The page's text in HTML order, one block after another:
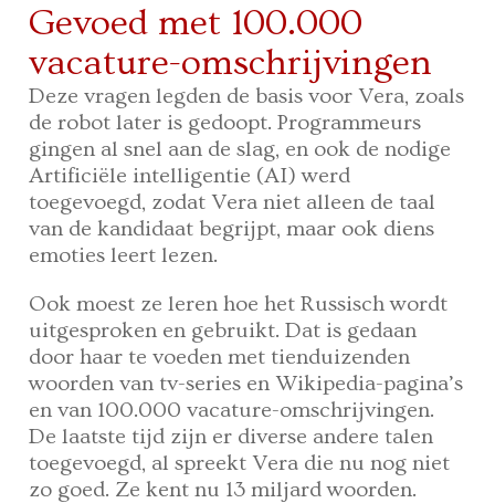
Gevoed met 100.000
vacature-omschrijvingen
Deze vragen legden de basis voor Vera, zoals
de robot later is gedoopt. Programmeurs
gingen al snel aan de slag, en ook de nodige
Artificiële intelligentie (AI) werd
toegevoegd, zodat Vera niet alleen de taal
van de kandidaat begrijpt, maar ook diens
emoties leert lezen.
Ook moest ze leren hoe het Russisch wordt
uitgesproken en gebruikt. Dat is gedaan
door haar te voeden met tienduizenden
woorden van tv-series en Wikipedia-pagina’s
en van 100.000 vacature-omschrijvingen.
De laatste tijd zijn er diverse andere talen
toegevoegd, al spreekt Vera die nu nog niet
zo goed. Ze kent nu 13 miljard woorden.